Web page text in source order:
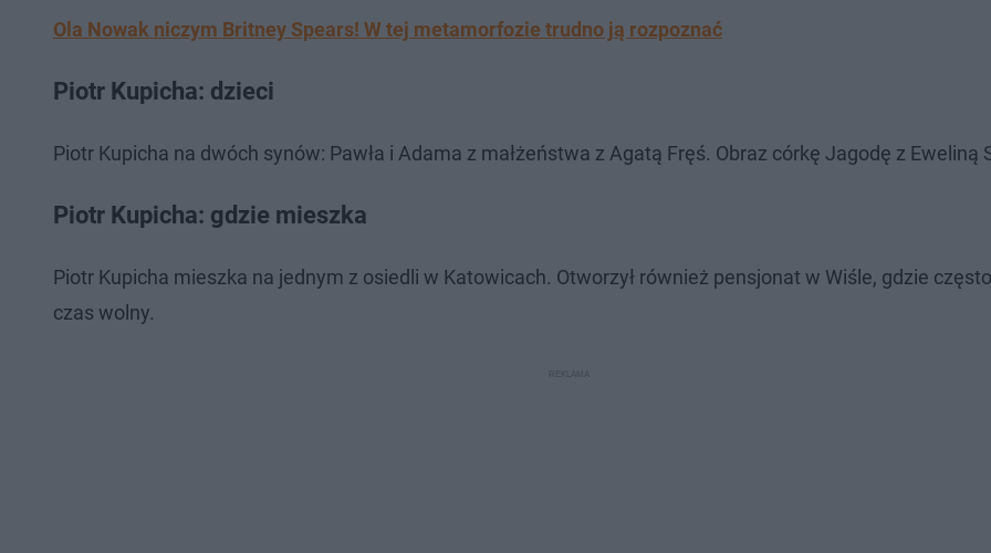
Ola Nowak niczym Britney Spears! W tej metamorfozie trudno ją rozpoznać
Piotr Kupicha: dzieci
Piotr Kupicha na dwóch synów: Pawła i Adama z małżeństwa z Agatą Fręś. Obraz córkę Jagodę z Eweliną
Piotr Kupicha: gdzie mieszka
Piotr Kupicha mieszka na jednym z osiedli w Katowicach. Otworzył również pensjonat w Wiśle, gdzie
czas wolny.